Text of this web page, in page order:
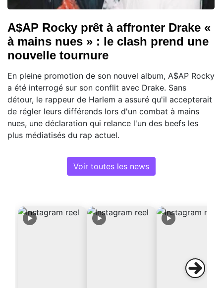
A$AP Rocky prêt à affronter Drake «
à mains nues » : le clash prend une
nouvelle tournure
En pleine promotion de son nouvel album, A$AP Rocky
a été interrogé sur son conflit avec Drake. Sans
détour, le rappeur de Harlem a assuré qu'il accepterait
de régler leurs différends lors d'un combat à mains
nues, une déclaration qui relance l'un des beefs les
plus médiatisés du rap actuel.
Voir toutes les news